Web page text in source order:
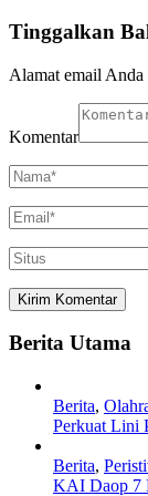
Tinggalkan
Alamat email
Komentar
Berita Utama
Berita,
Perkuat Lini
Berita,
KAI Daop 7